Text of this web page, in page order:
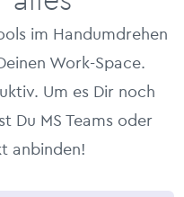
im Handumdrehen
Work-Space.
Um es Dir noch
Du MS Teams oder
anbinden!